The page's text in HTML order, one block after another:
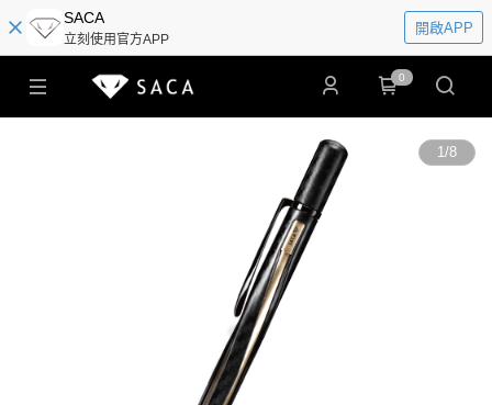
SACA
立刻使用官方APP
開啟APP
0
1/8